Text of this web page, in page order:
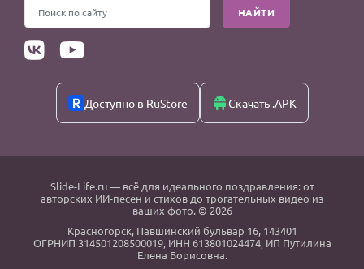
НАЙТИ
Доступно в RuStore Скачать .APK
Slide-Life.ru— всё для идеального поздравления: от
авторских ИИ-песен и стихов до трогательных видео из
ваших фото. © 2026
Красногорск, Павшинский бульвар 16, 143401
ОГРНИП 314501208500019, ИНН 613801024474, ИП Путилина
Елена Борисовна.